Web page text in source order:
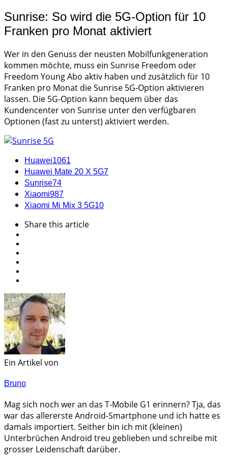
Sunrise: So wird die 5G-Option für 10
Franken pro Monat aktiviert
Wer in den Genuss der neusten Mobilfunkgeneration
kommen möchte, muss ein Sunrise Freedom oder
Freedom Young Abo aktiv haben und zusätzlich für 10
Franken pro Monat die Sunrise 5G-Option aktivieren
lassen. Die 5G-Option kann bequem über das
Kundencenter von Sunrise unter den verfügbaren
Optionen (fast zu unterst) aktiviert werden.
Huawei1061
Huawei Mate 20 X 5G7
Sunrise74
Xiaomi987
Xiaomi Mi Mix 3 5G10
Sharethis article
Ein Artikel von
Bruno
Mag sich noch wer an das T-Mobile G1 erinnern? Tja, das
war das allererste Android-Smartphone und ich hatte es
damals importiert. Seither bin ich mit (kleinen)
Unterbrüchen Android treu geblieben und schreibe mit
grosser Leidenschaft darüber.